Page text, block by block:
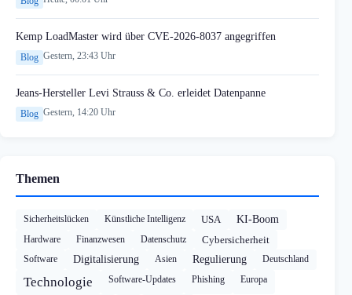
Kemp LoadMaster wird über CVE-2026-8037 angegriffen
Blog Gestern, 23:43 Uhr
Jeans-Hersteller Levi Strauss & Co. erleidet Datenpanne
Blog Gestern, 14:20 Uhr
Themen
Sicherheitslücken Künstliche Intelligenz USA KI-Boom
Hardware Finanzwesen Datenschutz Cybersicherheit
Software Digitalisierung Asien Regulierung Deutschland
Technologie Software-Updates Phishing Europa